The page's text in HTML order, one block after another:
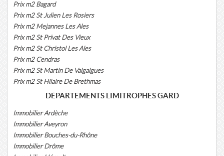
Prix m2 Bagard
Prix m2 St Julien Les Rosiers
Prix m2 Mejannes Les Ales
Prix m2 St Privat Des Vieux
Prix m2 St Christol Les Ales
Prix m2 Cendras
Prix m2 St Martin De Valgalgues
Prix m2 St Hilaire De Brethmas
DÉPARTEMENTS LIMITROPHES GARD
Immobilier Ardèche
Immobilier Aveyron
Immobilier Bouches-du-Rhône
Immobilier Drôme